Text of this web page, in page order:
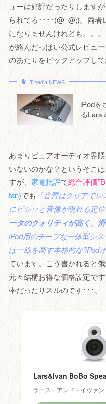
ューは好評だったりします
られてる････(@_@;)。両
になりませんけれども。。
が絡んだっぽい公式レビュ
のあたりをピックアップして
ITmedia NEWS
iPodを
るLars
あまりピュアオーディオ界
いないのかな？というそこ
すが、 家電批評で総合評価”B
fan)でも 「音質はクリアで
にビシッと音像が現れる定位
ータのクォリティが高く、
iPod用のチープな一体型シ
は一線を画す本格的な”iPod
ています。こう書かれると
元々結構お得な価格設定で
率だったりスルのです･･･。
Lars&Ivan BoBo
ラース・アンド・イヴァン